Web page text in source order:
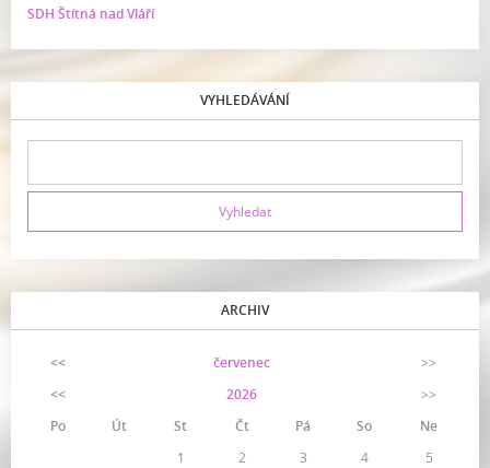
SDH Štítná nad Vláří
VYHLEDÁVÁNÍ
ARCHIV
<< červenec
>>
<<
2026
>>
Po
Út St Čt Pá So
Ne
1
2 3 4
5